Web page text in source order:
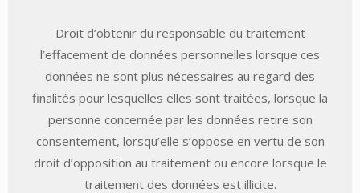
Droit d’obtenir du responsable du traitement
l’effacement de données personnelles lorsque ces
données ne sont plus nécessaires au regard des
finalités pour lesquelles elles sont traitées, lorsque la
personne concernée par les données retire son
consentement, lorsqu’elle s’oppose en vertu de son
droit d’opposition au traitement ou encore lorsque le
traitement des données est illicite.